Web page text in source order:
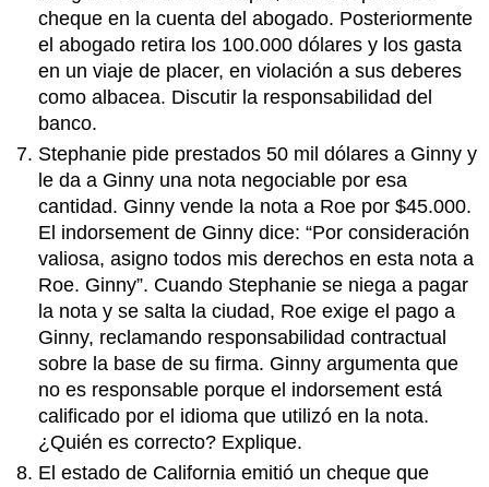
cheque en la cuenta del abogado. Posteriormente
el abogado retira los 100.000 dólares y los gasta
en un viaje de placer, en violación a sus deberes
como albacea. Discutir la responsabilidad del
banco.
Stephanie pide prestados 50 mil dólares a Ginny y
le da a Ginny una nota negociable por esa
cantidad. Ginny vende la nota a Roe por $45.000.
El indorsement de Ginny dice: “Por consideración
valiosa, asigno todos mis derechos en esta nota a
Roe. Ginny”. Cuando Stephanie se niega a pagar
la nota y se salta la ciudad, Roe exige el pago a
Ginny, reclamando responsabilidad contractual
sobre la base de su firma. Ginny argumenta que
no es responsable porque el indorsement está
calificado por el idioma que utilizó en la nota.
¿Quién es correcto? Explique.
El estado de California emitió un cheque que